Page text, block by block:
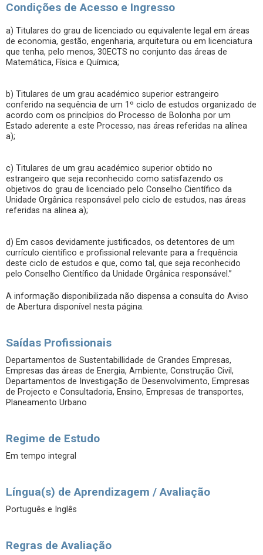
Condições de Acesso e Ingresso
a) Titulares do grau de licenciado ou equivalente legal em áreas
de economia, gestão, engenharia, arquitetura ou em licenciatura
que tenha, pelo menos, 30ECTS no conjunto das áreas de
Matemática, Física e Química;
b) Titulares de um grau académico superior estrangeiro
conferido na sequência de um 1º ciclo de estudos organizado de
acordo com os princípios do Processo de Bolonha por um
Estado aderente a este Processo, nas áreas referidas na alínea
a);
c) Titulares de um grau académico superior obtido no
estrangeiro que seja reconhecido como satisfazendo os
objetivos do grau de licenciado pelo Conselho Científico da
Unidade Orgânica responsável pelo ciclo de estudos, nas áreas
referidas na alínea a);
d) Em casos devidamente justificados, os detentores de um
currículo científico e profissional relevante para a frequência
deste ciclo de estudos e que, como tal, que seja reconhecido
pelo Conselho Científico da Unidade Orgânica responsável.”
A informação disponibilizada não dispensa a consulta do Aviso
de Abertura disponível nesta página.
Saídas Profissionais
Departamentos de Sustentabillidade de Grandes Empresas,
Empresas das áreas de Energia, Ambiente, Construção Civil,
Departamentos de Investigação de Desenvolvimento, Empresas
de Projecto e Consultadoria, Ensino, Empresas de transportes,
Planeamento Urbano
Regime de Estudo
Em tempo integral
Língua(s) de Aprendizagem / Avaliação
Português e Inglês
Regras de Avaliação